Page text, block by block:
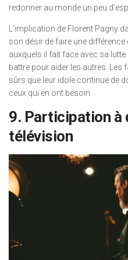
redonner au monde un peu
L’implication de Florent Pagny
son désir de faire une
auxquels il fait face avec sa
battre pour aider les autres. Les
sûrs que leur idole continue de
ceux qui en ont besoin.
9. Participation à
télévision